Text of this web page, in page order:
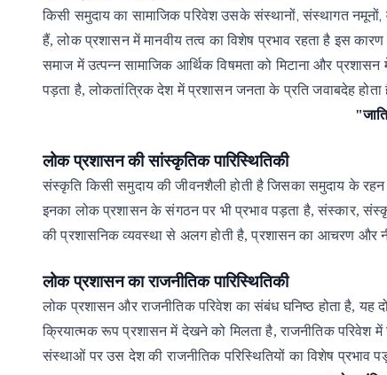
किसी समुदाय का सामाजिक परिवेश उसके संस्थानों,संस्थागत नमूनों,
हैं,लोक प्रशासन में मानवीय तत्व का विशेष प्रभाव रहता हैइस कारण
समाज में उत्पन्न सामाजिक आर्थिक विषमता को मिटाना और प्रशासन
पड़ता है, लोकतांत्रिक देश में प्रशासन जनता के प्रति जवाबदेह
लोकप्रशासनकीसांस्कृतिकपारिस्थितिकी
संस्कृति किसी समुदाय की जीवनशैली होती हैजिसका समुदाय के रहन
इनका लोक प्रशासन के संगठन पर भी प्रभाव पड़ता है,संस्कार,
की प्रशासनिक व्यवस्था से अलग होती है, प्रशासन का आचरण और
लोकप्रशासनकाराजनीतिकपारिस्थितिकी
लोक प्रशासन और राजनीतिक परिवेश का संबंध घनिष्ठ होता है,यह
क्रियात्मक रूप प्रशासन में देखने को मिलता है,राजनीतिक परिवेश में
संस्थाओं पर उस देश की राजनीतिक परिस्थितियों का विशेष प्रभाव